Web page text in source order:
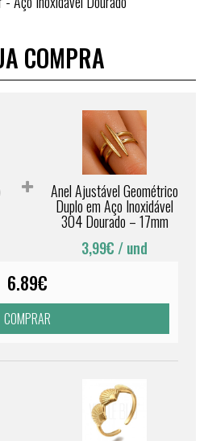
COMPRA
Anel Ajustável Geométrico
Duplo em Aço Inoxidável
304 Dourado – 17mm
3,99€ / und
6.89€
COMPRAR